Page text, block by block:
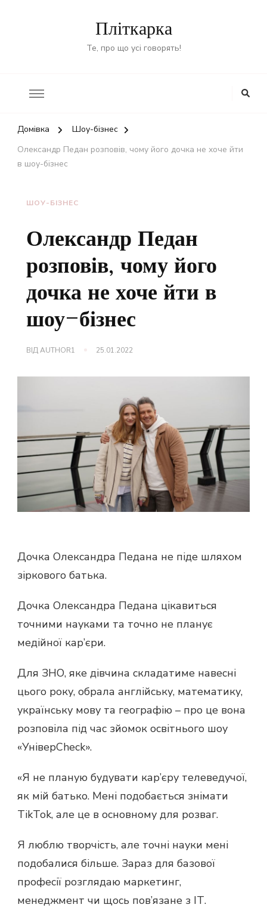
Пліткарка
Те, про що усі говорять!
Домівка
Шоу-бізнес
Олександр Педан розповів, чому його дочка не хоче йти
в шоу-бізнес
ШОУ-БІЗНЕС
Олександр Педан
розповів, чому його
дочка не хоче йти в
шоу-бізнес
ВІДAUTHOR1 25.01.2022
Дочка Олександра Педана не піде шляхом
зіркового батька.
Дочка Олександра Педана цікавиться
точними науками та точно не планує
медійної кар’єри.
Для ЗНО, яке дівчина складатиме навесні
цього року, обрала англійську, математику,
українську мову та географію – про це вона
розповіла під час зйомок освітнього шоу
«УніверCheck».
«Я не планую будувати кар’єру телеведучої,
як мій батько. Мені подобається знімати
TikTok, але це в основному для розваг.
Я люблю творчість, але точні науки мені
подобалися більше. Зараз для базової
професії розглядаю маркетинг,
менеджмент чи щось пов’язане з ІТ.